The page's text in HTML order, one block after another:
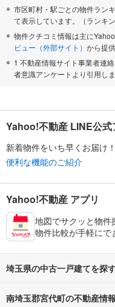
市区町村・駅ごとの物件ラン
て表示しています。（ランキ
物件クチコミ情報は主に
ビュー（外部サイト） から提
1 不動産情報サイト事業者連
者意識アンケートより引用しま
Yahoo!不動産 LINE公式
新着物件をいち早くお届け！
便利な機能のご紹介
Yahoo!不動産 アプリ
地図でサクッと物件
物件比較が手軽にで
埼玉県の中古一戸建てを探
路線・駅から探す
南埼玉郡宮代町の不動産情